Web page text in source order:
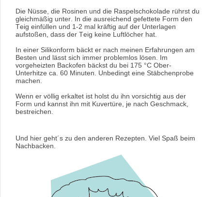
Die Nüsse, die Rosinen und die Raspelschokolade rührst du
gleichmäßig unter. In die ausreichend gefettete Form den
Teig einfüllen und 1-2 mal kräftig auf der Unterlagen
aufstoßen, dass der Teig keine Luftlöcher hat.
In einer Silikonform bäckt er nach meinen Erfahrungen am
Besten und lässt sich immer problemlos lösen. Im
vorgeheizten Backofen bäckst du bei 175 °C Ober-
Unterhitze ca. 60 Minuten. Unbedingt eine Stäbchenprobe
machen.
Wenn er völlig erkaltet ist holst du ihn vorsichtig aus der
Form und kannst ihn mit Kuvertüre, je nach Geschmack,
bestreichen.
Und hier geht´s zu den anderen Rezepten. Viel Spaß beim
Nachbacken.